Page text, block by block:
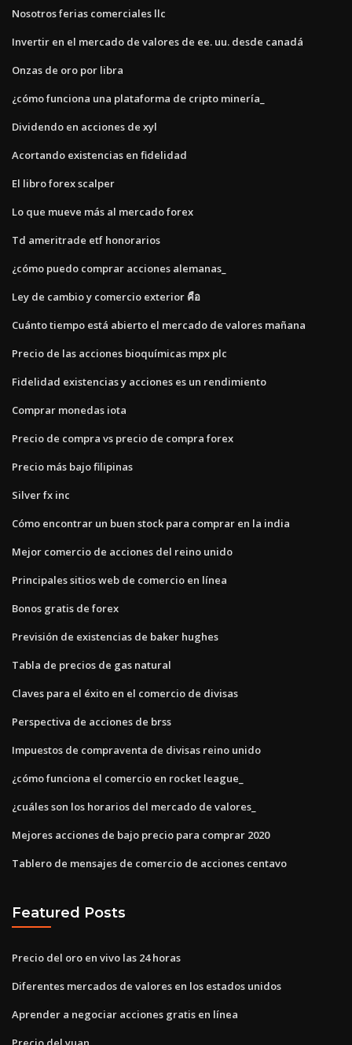
Nosotros ferias comerciales llc
Invertir en el mercado de valores de ee. uu. desde canadá
Onzas de oro por libra
¿cómo funciona una plataforma de cripto minería_
Dividendo en acciones de xyl
Acortando existencias en fidelidad
El libro forex scalper
Lo que mueve más al mercado forex
Td ameritrade etf honorarios
¿cómo puedo comprar acciones alemanas_
Ley de cambio y comercio exterior คือ
Cuánto tiempo está abierto el mercado de valores mañana
Precio de las acciones bioquímicas mpx plc
Fidelidad existencias y acciones es un rendimiento
Comprar monedas iota
Precio de compra vs precio de compra forex
Precio más bajo filipinas
Silver fx inc
Cómo encontrar un buen stock para comprar en la india
Mejor comercio de acciones del reino unido
Principales sitios web de comercio en línea
Bonos gratis de forex
Previsión de existencias de baker hughes
Tabla de precios de gas natural
Claves para el éxito en el comercio de divisas
Perspectiva de acciones de brss
Impuestos de compraventa de divisas reino unido
¿cómo funciona el comercio en rocket league_
¿cuáles son los horarios del mercado de valores_
Mejores acciones de bajo precio para comprar 2020
Tablero de mensajes de comercio de acciones centavo
Featured Posts
Precio del oro en vivo las 24 horas
Diferentes mercados de valores en los estados unidos
Aprender a negociar acciones gratis en línea